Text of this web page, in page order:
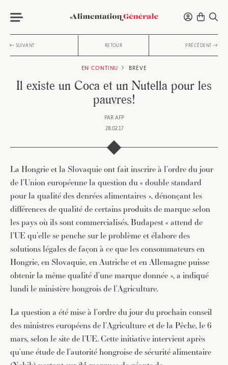
SUIVANT RETOUR PRÉCÉDENT
EN CONTINU BRÈVE
Il existe un Coca et un Nutella pour les
pauvres!
PAR AFP
28.02.17
La Hongrie et la Slovaquie ont fait inscrire à l’ordre du jour
de l’Union européenne la question du « double standard
pour la qualité des denrées alimentaires », dénonçant les
différences de qualité de certains produits de marque selon
les pays où ils sont commercialisés. Budapest « attend de
l’UE qu’elle se penche sur le problème et élabore des
solutions légales de façon à ce que les consommateurs en
Hongrie, en Slovaquie, en Autriche et en Allemagne puisse
obtenir la même qualité d’une marque donnée », a indiqué
lundi le ministère hongrois de l’Agriculture.
La question a été mise à l’ordre du jour du prochain conseil
des ministres européens de l’Agriculture et de la Pêche, le 6
mars, selon le site de l’UE. Cette initiative intervient après
qu’une étude de l’autorité hongroise de sécurité alimentaire